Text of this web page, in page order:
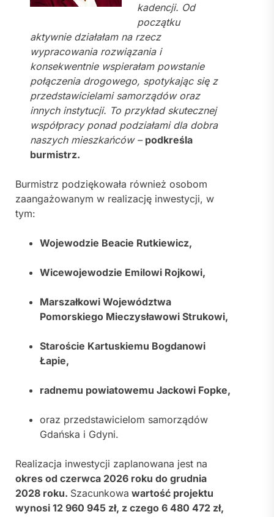
kadencji. Od
początku
aktywnie działałam na rzecz
wypracowania rozwiązania i
konsekwentnie wspierałam powstanie
połączenia drogowego, spotykając się z
przedstawicielami samorządów oraz
innych instytucji. To przykład skutecznej
współpracy ponad podziałami dla dobra
naszych mieszkańców – podkreśla
burmistrz.
Burmistrz podziękowała również osobom
zaangażowanym w realizację inwestycji, w
tym:
Wojewodzie Beacie Rutkiewicz,
Wicewojewodzie Emilowi Rojkowi,
Marszałkowi Województwa
Pomorskiego Mieczysławowi Strukowi,
Staroście Kartuskiemu Bogdanowi
Łapie,
radnemu powiatowemu Jackowi Fopke,
oraz przedstawicielom samorządów
Gdańska i Gdyni.
Realizacja inwestycji zaplanowana jest na
okres od czerwca 2026 roku do grudnia
2028 roku. Szacunkowa wartość projektu
wynosi 12 960 945 zł, z czego 6 480 472 zł,